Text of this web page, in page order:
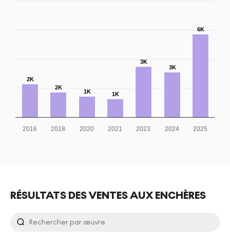
2K
2K
1K 1K
3K
3K
6K
2016 2018 2020 2021 2023 2024 2025
RÉSULTATS DES VENTES AUX ENCHÈRES